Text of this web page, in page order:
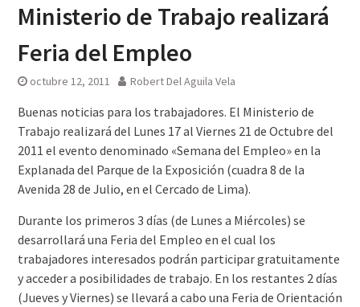
Ministerio de Trabajo realizará
Feria del Empleo
octubre 12, 2011 Robert Del Aguila Vela
Buenas noticias para los trabajadores. El Ministerio de
Trabajo realizará del Lunes 17 al Viernes 21 de Octubre del
2011 el evento denominado «Semana del Empleo» en la
Explanada del Parque de la Exposición (cuadra 8 de la
Avenida 28 de Julio, en el Cercado de Lima).
Durante los primeros 3 días (de Lunes a Miércoles) se
desarrollará una Feria del Empleo en el cual los
trabajadores interesados podrán participar gratuitamente
y acceder a posibilidades de trabajo. En los restantes 2 días
(Jueves y Viernes) se llevará a cabo una Feria de Orientación